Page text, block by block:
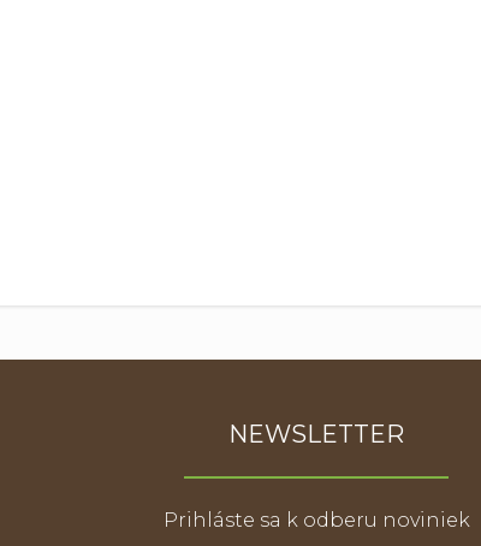
NEWSLETTER
Prihláste sa k odberu noviniek